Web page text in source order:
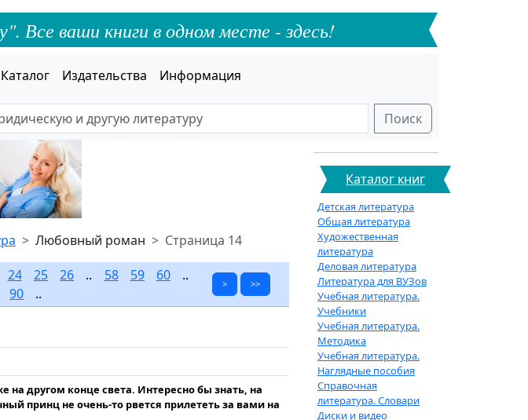
Все ваши книги в одном месте - здесь!
Каталог Издательства Информация
Поиск
Любовный роман Страница 14
24 25 26 .. 58 59 60..
90 ..
> >>
другом конце света. Интересно бы знать, на
принц не очень-то рвется прилететь за вами на
Каталог книг
Детская литература
Общая литература
Художественная
литература
Деловая литература
Литература для ВУЗов
Учебная литература.
Учебники
Учебная литература.
Методика
Учебная литература.
Наглядные пособия
Справочная
литература. Словари
Диски и видео